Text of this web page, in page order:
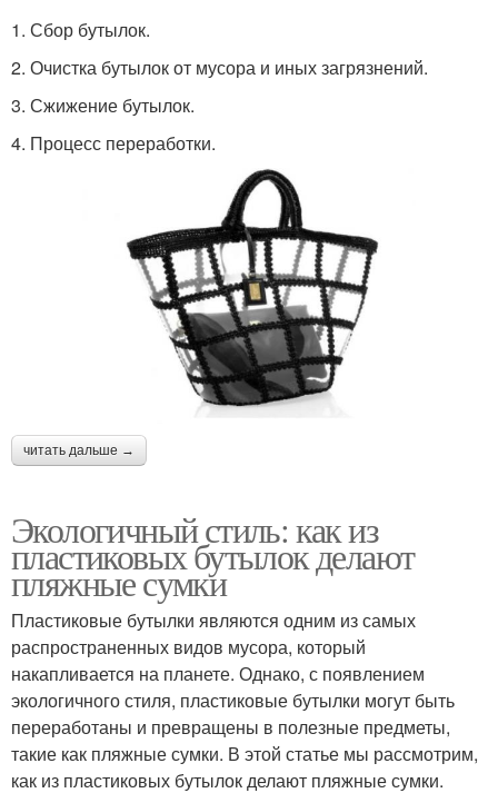
1. Сбор бутылок.
2. Очистка бутылок от мусора и иных загрязнений.
3. Сжижение бутылок.
4. Процесс переработки.
читать дальше →
Экологичный стиль: как из
пластиковых бутылок делают
пляжные сумки
Пластиковые бутылки являются одним из самых
распространенных видов мусора, который
накапливается на планете. Однако, с появлением
экологичного стиля, пластиковые бутылки могут быть
переработаны и превращены в полезные предметы,
такие как пляжные сумки. В этой статье мы рассмотрим,
как из пластиковых бутылок делают пляжные сумки.